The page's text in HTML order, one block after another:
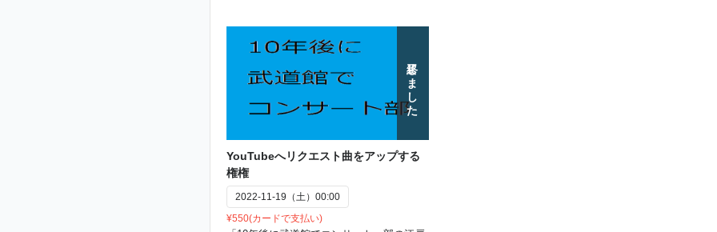
終了しました
YouTubeへリクエスト曲をアップする
権権
2022-11-19（土）00:00
¥550(カードで支払い)